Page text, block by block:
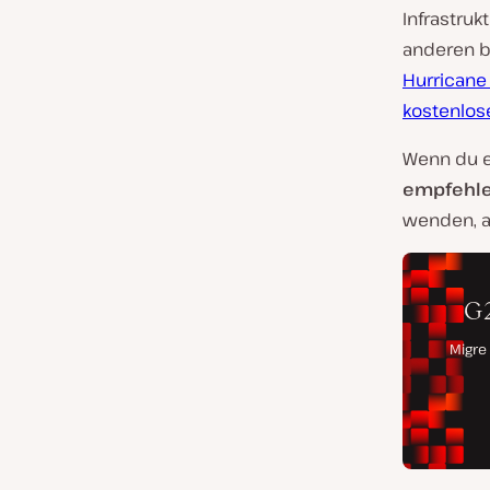
anderen
Wenn du
wenden,